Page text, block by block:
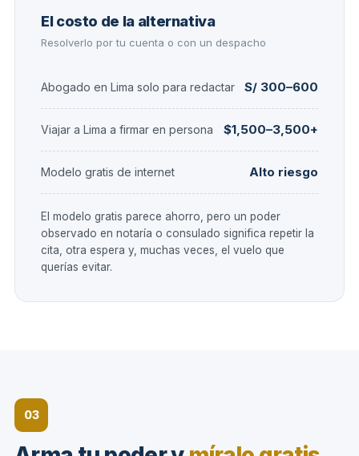
El costo de la alternativa
Resolverlo por tu cuenta o con un despacho
Abogado en Lima solo para redactar S/ 300–600
Viajar a Lima a firmar en persona $1,500–3,500+
Modelo gratis de internet Alto riesgo
El modelo gratis parece ahorro, pero un poder
observado en notaría o consulado significa repetir la
cita, otra espera y, muchas veces, el vuelo que
querías evitar.
03